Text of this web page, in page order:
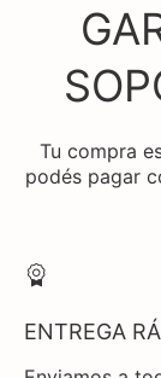
Tu compra
podés pagar
ENTREGA